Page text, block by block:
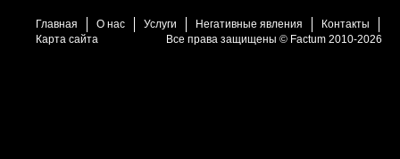
Главная О нас Услуги Негативные явления
Контакты
Карта сайта
Все права защищены © Factum 2010-2026